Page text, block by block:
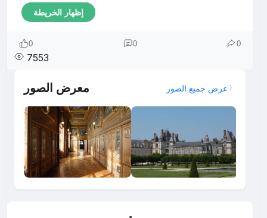
إظهار الخريطة
0 0 0
7553
معرض الصور عرض جميع الصور